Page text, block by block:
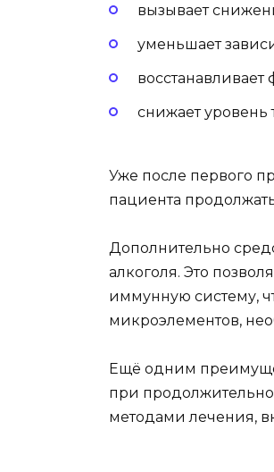
вызывает
уменьшает
снижает уровень
Уже после первого
пациента
Дополнительно
алкоголя. Это
иммунную систему,
микроэлементов,
Ещё одним
при
методами лечения,